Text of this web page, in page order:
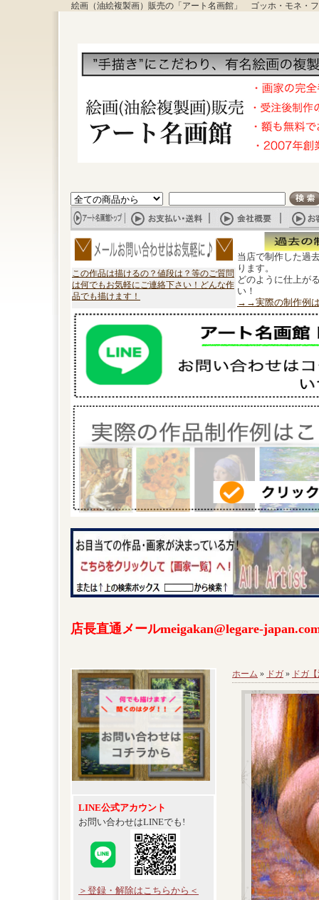
絵画（油絵複製画）販売の「アート名画館」 ゴッホ・モネ・
この作品は描けるの？値段は？等のご質問
は何でもお気軽にご連絡下さい！どんな作
品でも描けます！
当店で制作した過
ります。
どのように仕上が
い！
→→実際の制作例
店長直通メールmeigakan@legare-
LINE公式アカウント
お問い合わせはLINEでも!
＞登録・解除はこちらから＜
ホーム » ドガ » ドガ